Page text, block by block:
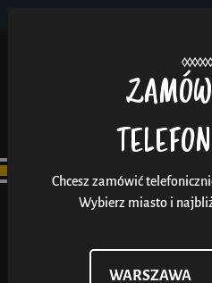
Chcesz zamówić
Wybierz miasto i